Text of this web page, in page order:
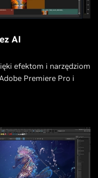
AI
efektom i narzędziom
Premiere Pro i